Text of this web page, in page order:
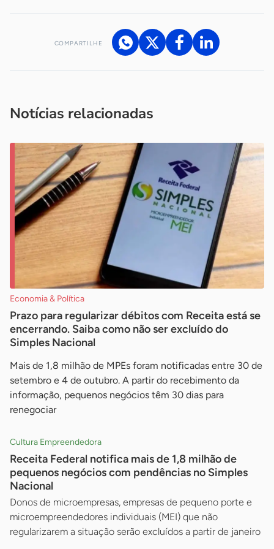
COMPARTILHE
Notícias relacionadas
Economia & Política
Prazo para regularizar débitos com Receita está se
encerrando. Saiba como não ser excluído do
Simples Nacional
Mais de 1,8 milhão de MPEs foram notificadas entre 30 de
setembro e 4 de outubro. A partir do recebimento da
informação, pequenos negócios têm 30 dias para
renegociar
Cultura Empreendedora
Receita Federal notifica mais de 1,8 milhão de
pequenos negócios com pendências no Simples
Nacional
Donos de microempresas, empresas de pequeno porte e
microempreendedores individuais (MEI) que não
regularizarem a situação serão excluídos a partir de janeiro